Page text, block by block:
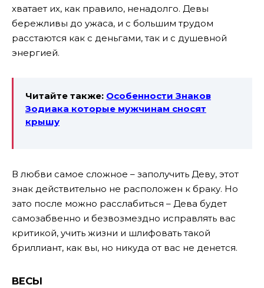
хватает их, как правило, ненадолго. Девы
бережливы до ужаса, и с большим трудом
расстаются как с деньгами, так и с душевной
энергией.
Читайте также: Особенности Знаков
Зодиака которые мужчинам сносят
крышу
В любви самое сложное – заполучить Деву, этот
знак действительно не расположен к браку. Но
зато после можно расслабиться – Дева будет
самозабвенно и безвозмездно исправлять вас
критикой, учить жизни и шлифовать такой
бриллиант, как вы, но никуда от вас не денется.
ВЕСЫ